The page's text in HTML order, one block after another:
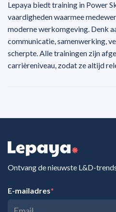
Lepaya biedt training in Power
vaardigheden waarmee
moderne werkomgeving. Denk
communicatie, samenwerking,
scherpte. Alle trainingen zijn
carrièreniveau, zodat ze altijd
Ontvang de nieuwste L&D-
E-mailadres*